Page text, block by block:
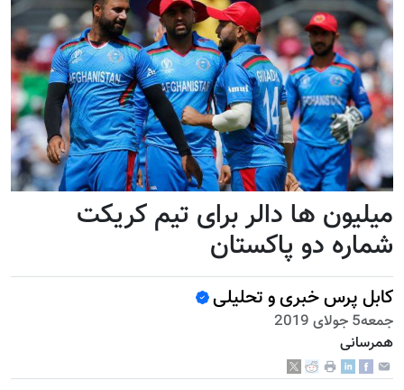
میلیون ها دالر برای تیم کریکت
شماره دو پاکستان
کابل پرس خبری و تحلیلی
جمعه5 جولای 2019
همرسانی